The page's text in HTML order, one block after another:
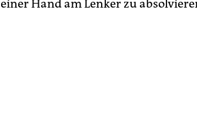
einer Hand am Lenker zu